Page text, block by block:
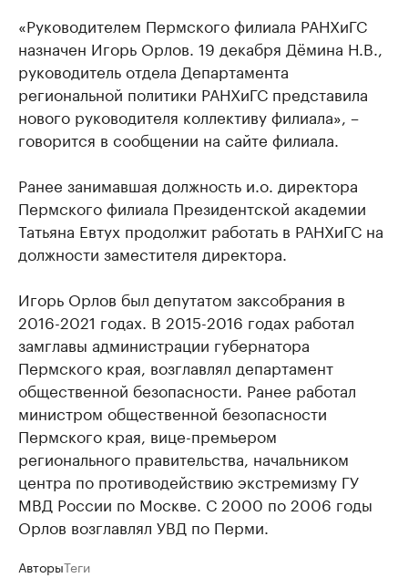
«Руководителем Пермского филиала РАНХиГС
назначен Игорь Орлов. 19 декабря Дёмина Н.В.,
руководитель отдела Департамента
региональной политики РАНХиГС представила
нового руководителя коллективу филиала», –
говорится в сообщении на сайте филиала.
Ранее занимавшая должность и.о. директора
Пермского филиала Президентской академии
Татьяна Евтух продолжит работать в РАНХиГС на
должности заместителя директора.
Игорь Орлов был депутатом заксобрания в
2016-2021 годах. В 2015-2016 годах работал
замглавы администрации губернатора
Пермского края, возглавлял департамент
общественной безопасности. Ранее работал
министром общественной безопасности
Пермского края, вице-премьером
регионального правительства, начальником
центра по противодействию экстремизму ГУ
МВД России по Москве. С 2000 по 2006 годы
Орлов возглавлял УВД по Перми.
АвторыТеги